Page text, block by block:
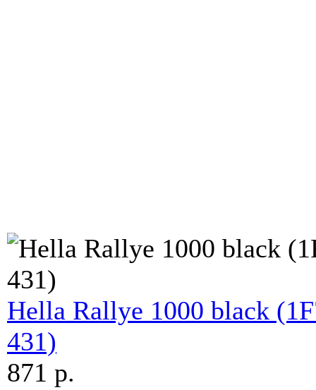
Hella Rallye 1000 black
431)
871 p.